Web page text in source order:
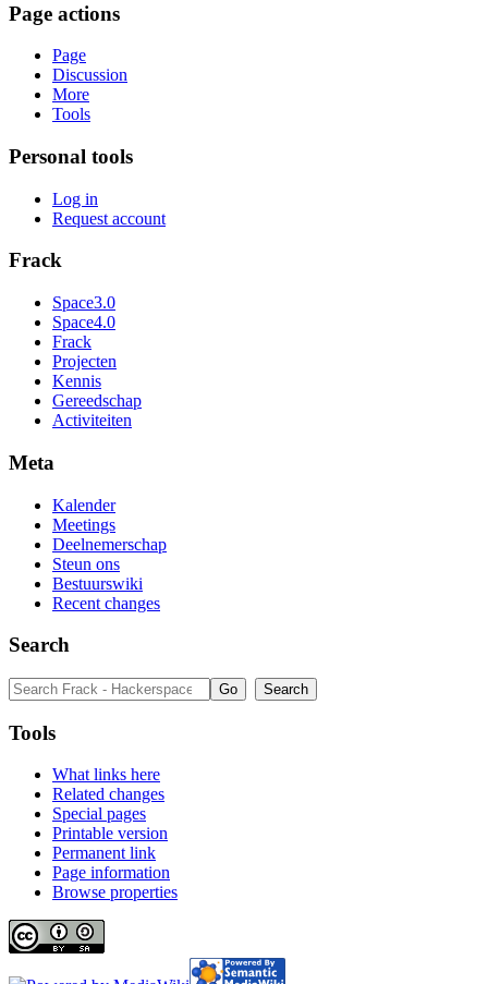
Page actions
Page
Discussion
More
Tools
Personal tools
Log in
Request account
Frack
Space3.0
Space4.0
Frack
Projecten
Kennis
Gereedschap
Activiteiten
Meta
Kalender
Meetings
Deelnemerschap
Steun ons
Bestuurswiki
Recent changes
Search
Tools
What links here
Related changes
Special pages
Printable version
Permanent link
Page information
Browse properties